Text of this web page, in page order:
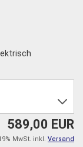
589,00 EUR
MwSt. inkl. Versand